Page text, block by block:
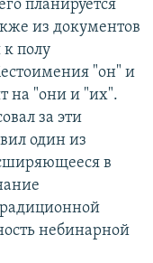
планируется
из документов
к полу
"он" и
на "они и "их".
за эти
один из
в
небинарной